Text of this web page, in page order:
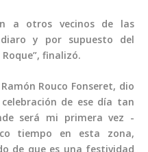
a otros vecinos de las
y por supuesto del
finalizó.
Rouco Fonseret, dio
de ese día tan
será mi primera vez -
tiempo en esta zona,
de que es una festividad